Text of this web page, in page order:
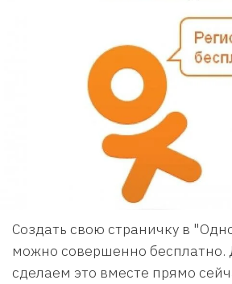
Создать свою страничку в
можно совершенно бесплатно.
сделаем это вместе прямо